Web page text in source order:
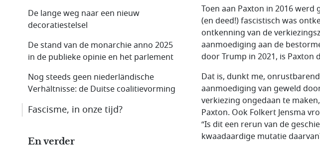
Toen aan Paxton in 2016
(en deed!) fascistisch was
ontkenning van de
aanmoediging aan de
door Trump in 2021, is
Dat is, dunkt me,
aanmoediging van geweld
verkiezing ongedaan te
Paxton. Ook Folkert Jensma
“Is dit een rerun van de
kwaadaardige mutatie
De lange weg naar een nieuw
decoratiestelsel
De stand van de monarchie anno 2025
in de publieke opinie en het parlement
Nog steeds geen nieder­ländische
Verhältnisse: de Duitse coalitievorming
Fascisme, in onze tijd?
En verder